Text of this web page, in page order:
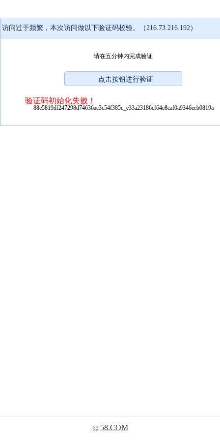
访问过于频繁，本次访问做以下验证码校验。（216.73.216.192）
请在五分钟内完成验证
验证码初始化失败！
88e5819df247298d74636ac3c54f385c_e33a23186cf64e8caf0a9346eeb0819a
© 58.COM